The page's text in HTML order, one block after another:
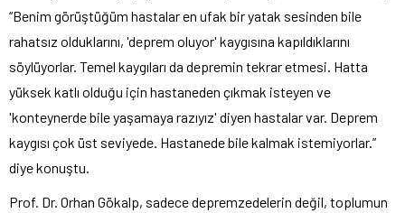
“Benim görüştüğüm hastalar en ufak bir yatak sesinden bile
rahatsız olduklarını, 'deprem oluyor' kaygısına kapıldıklarını
söylüyorlar. Temel kaygıları da depremin tekrar etmesi. Hatta
yüksek katlı olduğu için hastaneden çıkmak isteyen ve
'konteynerde bile yaşamaya razıyız' diyen hastalar var. Deprem
kaygısı çok üst seviyede. Hastanede bile kalmak istemiyorlar.”
diye konuştu.
Prof. Dr. Orhan Gökalp, sadece depremzedelerin değil, toplumun